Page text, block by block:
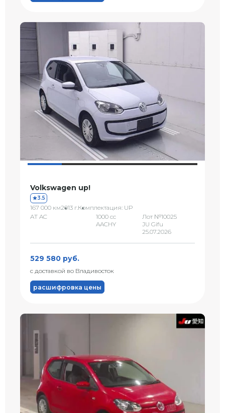
Volkswagen up!
3.5
167 000 км2013 г.Комплектация: UP
AT AC
1000 сс
AACHY
Лот №10025
JU Gifu
25.07.2026
529 580 руб.
с доставкой во Владивосток
расшифровка цены